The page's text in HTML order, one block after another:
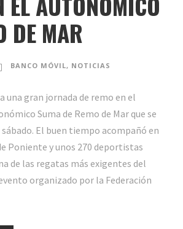
DE MAR
BANCO MÓVIL, NOTICIAS
una gran jornada de remo en el
Suma de Remo de Mar que se
El buen tiempo acompañó en
Poniente y unos 270 deportistas
de las regatas más exigentes del
organizado por la Federación